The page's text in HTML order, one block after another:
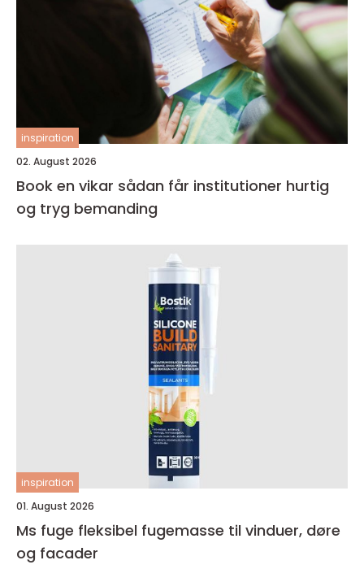
inspiration
02. August 2026
Book en vikar sådan får institutioner hurtig
og tryg bemanding
inspiration
01. August 2026
Ms fuge fleksibel fugemasse til vinduer, døre
og facader